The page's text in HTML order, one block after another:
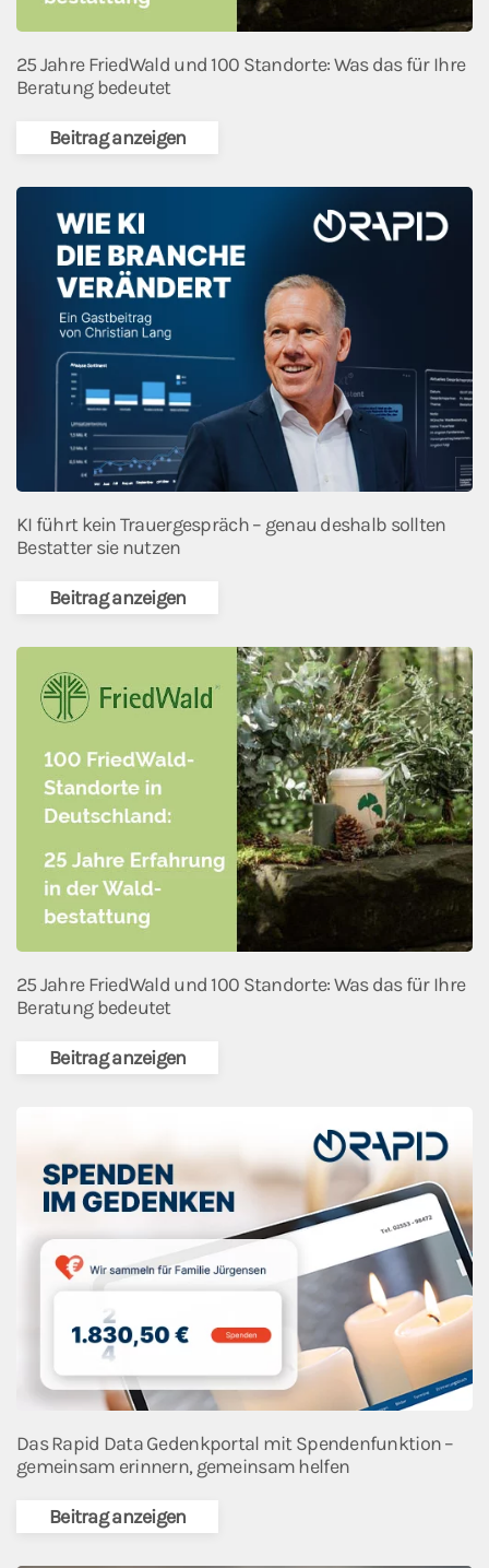
25 Jahre FriedWald und 100 Standorte: Was das für Ihre
Beratung bedeutet
Beitrag anzeigen
KI führt kein Trauergespräch – genau deshalb sollten
Bestatter sie nutzen
Beitrag anzeigen
25 Jahre FriedWald und 100 Standorte: Was das für Ihre
Beratung bedeutet
Beitrag anzeigen
Das Rapid Data Gedenkportal mit Spendenfunktion –
gemeinsam erinnern, gemeinsam helfen
Beitrag anzeigen